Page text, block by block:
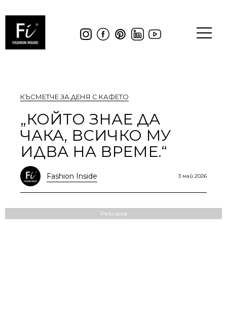
КЪСМЕТЧЕ ЗА ДЕНЯ С КАФЕТО
„КОЙТО ЗНАЕ ДА
ЧАКА, ВСИЧКО МУ
ИДВА НА ВРЕМЕ.“
Fashion Inside 3 май 2026
Реклама